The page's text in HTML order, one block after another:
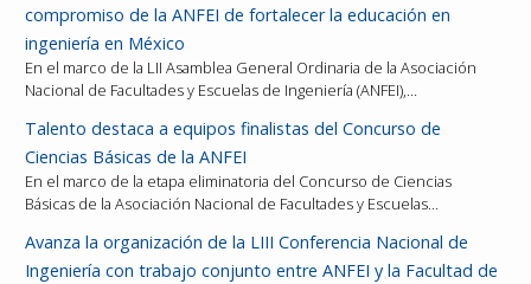
compromiso de la ANFEI de fortalecer la educación en
ingeniería en México
En el marco de la LII Asamblea General Ordinaria de la Asociación
Nacional de Facultades y Escuelas de Ingeniería (ANFEI),…
Talento destaca a equipos finalistas del Concurso de
Ciencias Básicas de la ANFEI
En el marco de la etapa eliminatoria del Concurso de Ciencias
Básicas de la Asociación Nacional de Facultades y Escuelas…
Avanza la organización de la LIII Conferencia Nacional de
Ingeniería con trabajo conjunto entre ANFEI y la Facultad de